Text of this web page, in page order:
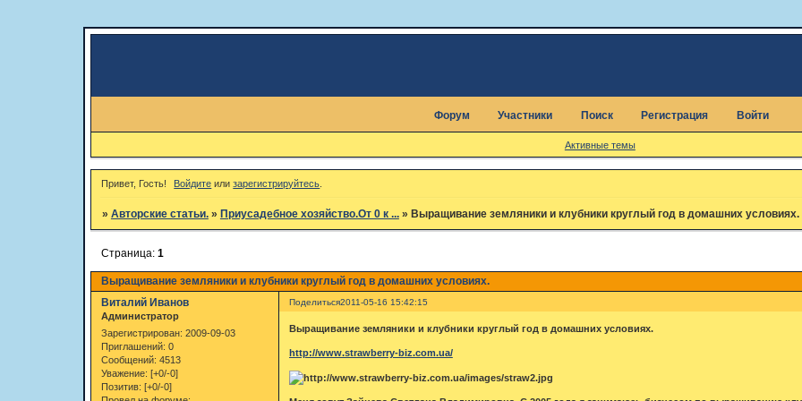
Форум Участники Поиск Регистрация Войти
Активные темы
Привет, Гость! Войдите илизарегистрируйтесь
» Авторские статьи. » Приусадебное хозяйство.От 0 к ... » Выращивание земляники и клубники круглый год в домашних условиях.
Выращивание земляники и клубники круглый год в домашних условиях.
Страница: 1
Поделиться2011-05-16 15:42:15
Виталий Иванов
Администратор
Зарегистрирован: 2009-09-03
Приглашений: 0
Сообщений: 4513
Уважение: [+0/-0]
Позитив: [+0/-0]
Выращивание земляники и клубники круглый год в домашних условиях.
http://www.strawberry-biz.com.ua/